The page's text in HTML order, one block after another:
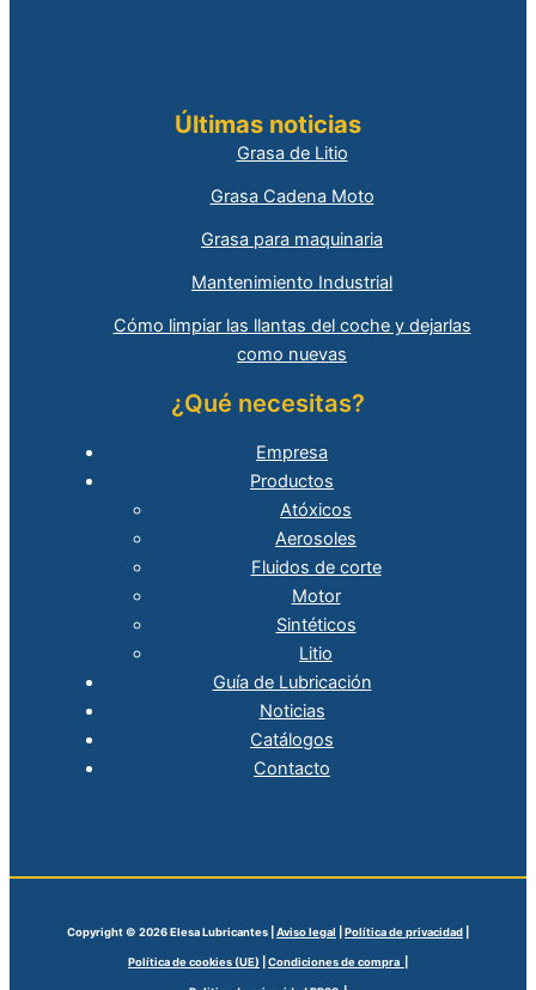
Últimas noticias
Grasa de Litio
Grasa Cadena Moto
Grasa para maquinaria
Mantenimiento Industrial
Cómo limpiar las llantas del coche y dejarlas
como nuevas
¿Qué necesitas?
Empresa
Productos
Atóxicos
Aerosoles
Fluidos de corte
Motor
Sintéticos
Litio
Guía de Lubricación
Noticias
Catálogos
Contacto
Copyright © 2026 Elesa Lubricantes | Aviso legal Política de privacidad
Política de cookies (UE) Condiciones de compra |